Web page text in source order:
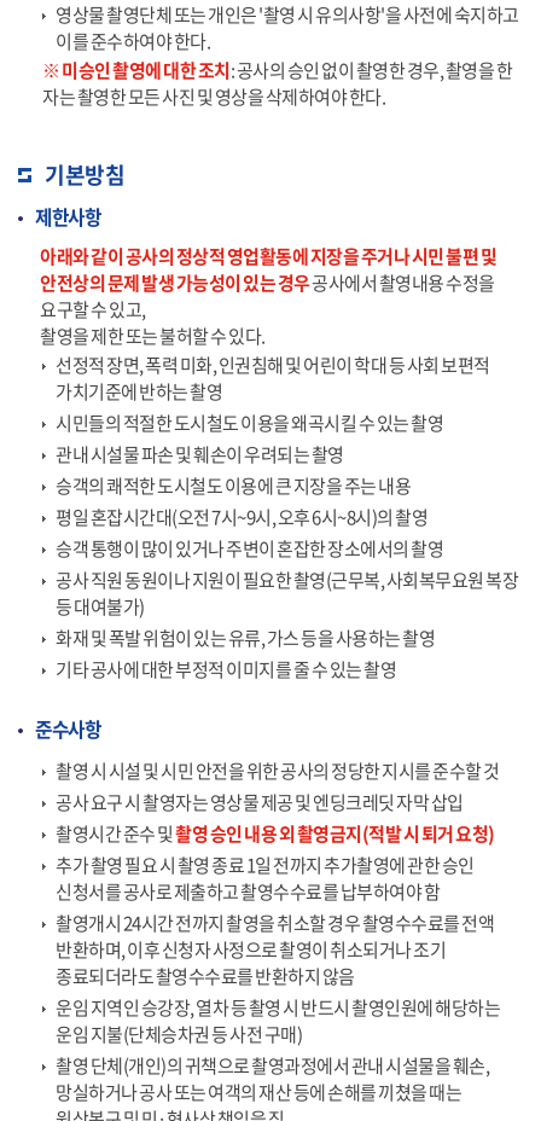
영상물 촬영단체 또는 개인은 '촬영 시 유의사항'을 사전에 숙지하고
이를 준수하여야 한다.
※ 미승인 촬영에 대한 조치: 공사의 승인 없이 촬영한 경우, 촬영을 한
자는 촬영한 모든 사진 및 영상을 삭제하여야 한다.
기본방침
제한사항
아래와 같이 공사의 정상적 영업활동에 지장을 주거나 시민 불편 및
안전상의 문제 발생 가능성이 있는 경우공사에서 촬영내용 수정을
요구할 수 있고,
촬영을 제한 또는 불허할 수 있다.
선정적 장면, 폭력 미화, 인권침해 및 어린이 학대 등 사회 보편적
가치기준에 반하는 촬영
시민들의 적절한 도시철도 이용을 왜곡시킬 수 있는 촬영
관내 시설물 파손 및 훼손이 우려되는 촬영
승객의 쾌적한 도시철도 이용에 큰 지장을 주는 내용
평일 혼잡시간대(오전 7시~9시, 오후 6시~8시)의 촬영
승객 통행이 많이 있거나 주변이 혼잡한 장소에서의 촬영
공사 직원 동원이나 지원이 필요한 촬영(근무복, 사회복무요원 복장
등 대여불가)
화재 및 폭발 위험이 있는 유류, 가스 등을 사용하는 촬영
기타 공사에 대한 부정적 이미지를 줄 수 있는 촬영
준수사항
촬영 시 시설 및 시민 안전을 위한 공사의 정당한 지시를 준수할 것
공사 요구 시 촬영자는 영상물 제공 및 엔딩크레딧 자막 삽입
촬영시간 준수 및촬영 승인 내용 외 촬영금지(적발 시 퇴거 요청)
추가 촬영 필요 시 촬영 종료 1일 전까지 추가촬영에 관한 승인
신청서를 공사로 제출하고 촬영수수료를 납부하여야 함
촬영개시 24시간 전까지 촬영을 취소할 경우 촬영수수료를 전액
반환하며, 이후 신청자 사정으로 촬영이 취소되거나 조기
종료되더라도 촬영수수료를 반환하지 않음
운임 지역인 승강장, 열차 등 촬영 시 반드시 촬영인원에 해당하는
운임 지불(단체승차권 등 사전 구매)
촬영 단체(개인)의 귀책으로 촬영과정에서 관내 시설물을 훼손,
망실하거나 공사 또는 여객의 재산 등에 손해를 끼쳤을 때는